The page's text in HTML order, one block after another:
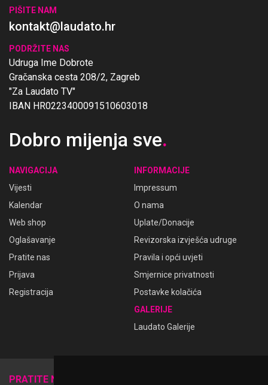
PIŠITE NAM
kontakt@laudato.hr
PODRŽITE NAS
Udruga Ime Dobrote
Gračanska cesta 208/2, Zagreb
"Za Laudato TV"
IBAN HR0223400091510603018
Dobro mijenja sve.
NAVIGACIJA
Vijesti
Kalendar
Web shop
Oglašavanje
Pratite nas
Prijava
Registracija
INFORMACIJE
Impressum
O nama
Uplate/Donacije
Revizorska izvješća udruge
Pravila i opći uvjeti
Smjernice privatnosti
Postavke kolačića
GALERIJE
Laudato Galerije
PRATITE NAS